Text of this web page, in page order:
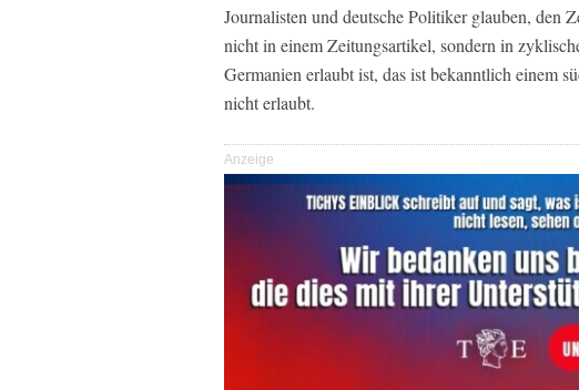
Journalisten und deutsche Politiker glauben, den
nicht in einem Zeitungsartikel, sondern in
Germanien erlaubt ist, das ist bekanntlich einem
nicht erlaubt.
Anzeige